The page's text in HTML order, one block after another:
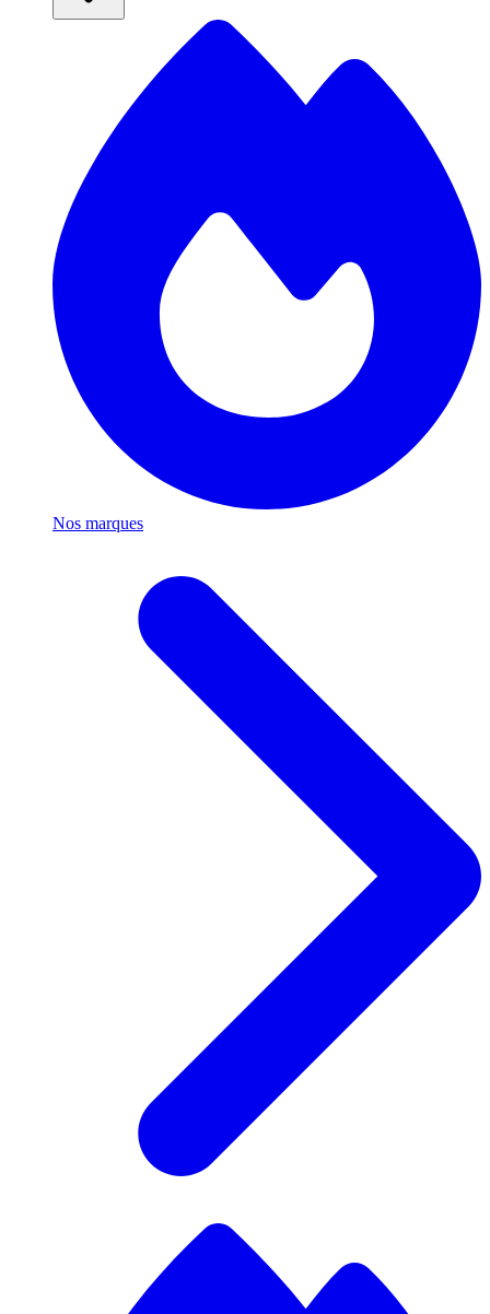
Nos marques